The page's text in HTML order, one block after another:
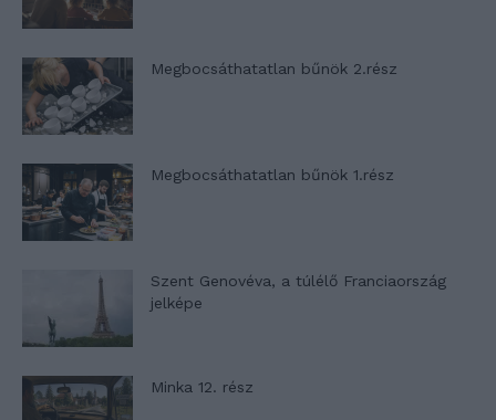
Megbocsáthatatlan bűnök 2.rész
Megbocsáthatatlan bűnök 1.rész
Szent Genovéva, a túlélő Franciaország
jelképe
Minka 12. rész